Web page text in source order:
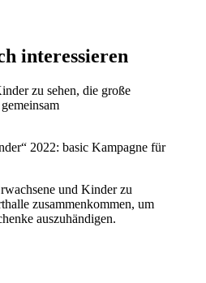
interessieren
2022: basic Kampagne für